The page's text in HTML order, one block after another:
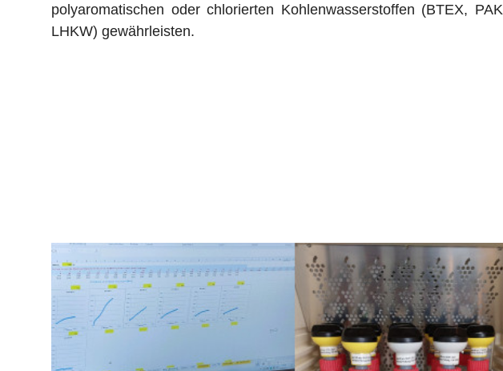
polyaromatischen oder chlorierten Kohlenwasserstoffen (BTEX,
LHKW) gewährleisten.